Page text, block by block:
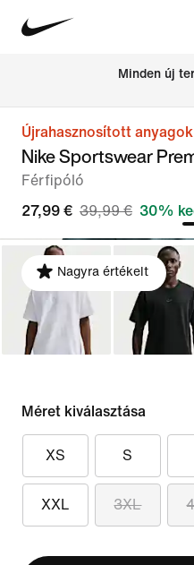
Minden új
Újrahasznosított anyagok
Nike Sportswear
Férfipóló
27,99 € 39,99 € 30%
Nagyra értékelt
Méret kiválasztása
XS S
XXL 3XL